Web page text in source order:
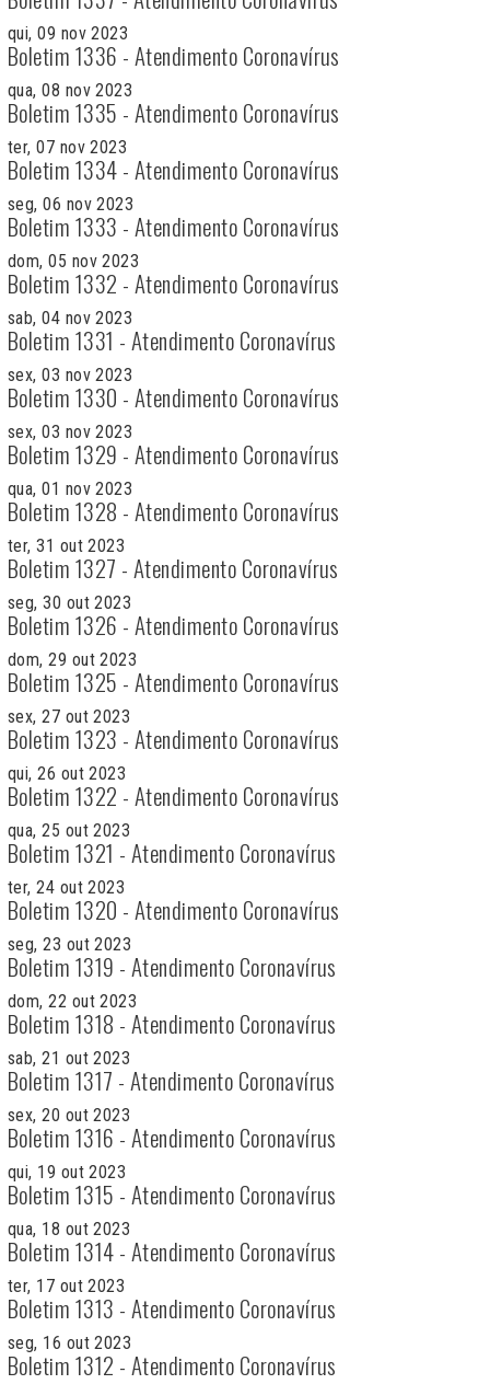
qui, 09 nov 2023
Boletim 1336 - Atendimento Coronavírus
qua, 08 nov 2023
Boletim 1335 - Atendimento Coronavírus
ter, 07 nov 2023
Boletim 1334 - Atendimento Coronavírus
seg, 06 nov 2023
Boletim 1333 - Atendimento Coronavírus
dom, 05 nov 2023
Boletim 1332 - Atendimento Coronavírus
sab, 04 nov 2023
Boletim 1331 - Atendimento Coronavírus
sex, 03 nov 2023
Boletim 1330 - Atendimento Coronavírus
sex, 03 nov 2023
Boletim 1329 - Atendimento Coronavírus
qua, 01 nov 2023
Boletim 1328 - Atendimento Coronavírus
ter, 31 out 2023
Boletim 1327 - Atendimento Coronavírus
seg, 30 out 2023
Boletim 1326 - Atendimento Coronavírus
dom, 29 out 2023
Boletim 1325 - Atendimento Coronavírus
sex, 27 out 2023
Boletim 1323 - Atendimento Coronavírus
qui, 26 out 2023
Boletim 1322 - Atendimento Coronavírus
qua, 25 out 2023
Boletim 1321 - Atendimento Coronavírus
ter, 24 out 2023
Boletim 1320 - Atendimento Coronavírus
seg, 23 out 2023
Boletim 1319 - Atendimento Coronavírus
dom, 22 out 2023
Boletim 1318 - Atendimento Coronavírus
sab, 21 out 2023
Boletim 1317 - Atendimento Coronavírus
sex, 20 out 2023
Boletim 1316 - Atendimento Coronavírus
qui, 19 out 2023
Boletim 1315 - Atendimento Coronavírus
qua, 18 out 2023
Boletim 1314 - Atendimento Coronavírus
ter, 17 out 2023
Boletim 1313 - Atendimento Coronavírus
seg, 16 out 2023
Boletim 1312 - Atendimento Coronavírus